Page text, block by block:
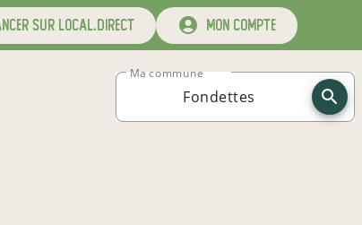
sur local.direct mon compte
Ma commune